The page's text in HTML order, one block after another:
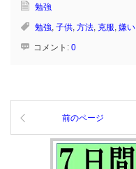
勉強
勉強, 子供, 方法, 克服, 嫌い
コメント: 0
前のページ